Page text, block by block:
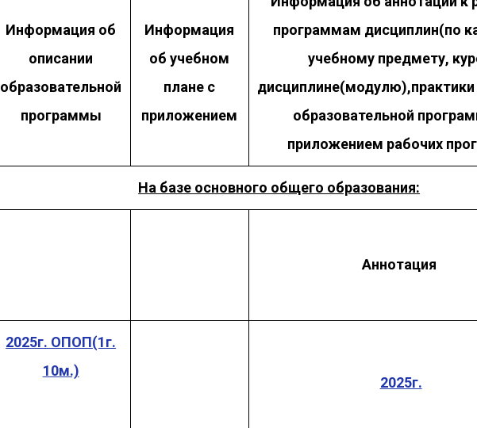
Информация об
описании
образовательной
программы
Информация
об учебном
плане с
приложением
программам дисциплин(по
учебному предмету,
дисциплине(модулю),практики
образовательной
приложением рабочих
На базе основного общего образования:
Аннотация
2025г. ОПОП(1г.
10м.)
2025г.